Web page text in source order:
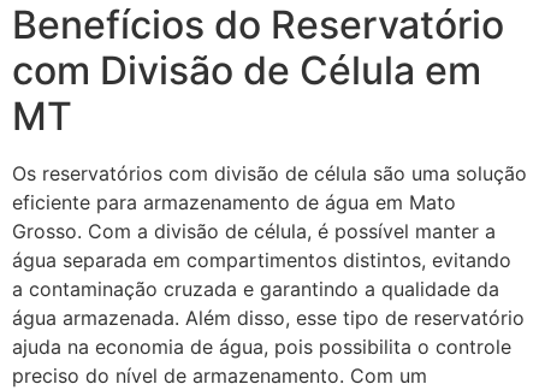
Benefícios do Reservatório
com Divisão de Célula em
MT
Os reservatórios com divisão de célula são uma solução
eficiente para armazenamento de água em Mato
Grosso. Com a divisão de célula, é possível manter a
água separada em compartimentos distintos, evitando
a contaminação cruzada e garantindo a qualidade da
água armazenada. Além disso, esse tipo de reservatório
ajuda na economia de água, pois possibilita o controle
preciso do nível de armazenamento. Com um